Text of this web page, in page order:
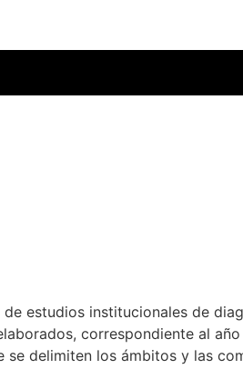
estudios institucionales de
correspondiente al año
se delimiten los ámbitos y las